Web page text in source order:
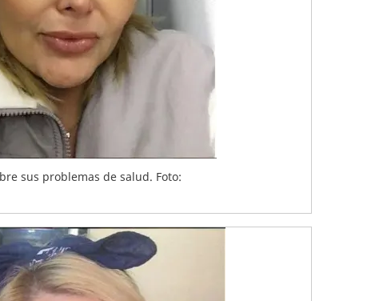
sus problemas de salud. Foto: